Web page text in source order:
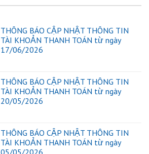
THÔNG BÁO CẬP NHẬT THÔNG TIN
TÀI KHOẢN THANH TOÁN từ ngày
17/06/2026
THÔNG BÁO CẬP NHẬT THÔNG TIN
TÀI KHOẢN THANH TOÁN từ ngày
20/05/2026
THÔNG BÁO CẬP NHẬT THÔNG TIN
TÀI KHOẢN THANH TOÁN từ ngày
05/05/2026